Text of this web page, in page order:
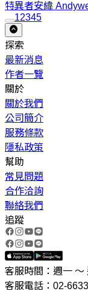
特異者安緯
12345
探索
最新消息
作者一覽
關於
關於我們
公司簡介
服務條款
隱私政策
幫助
常見問題
合作洽詢
聯絡我們
追蹤
客服時間：週一 ～
客服電話：02-